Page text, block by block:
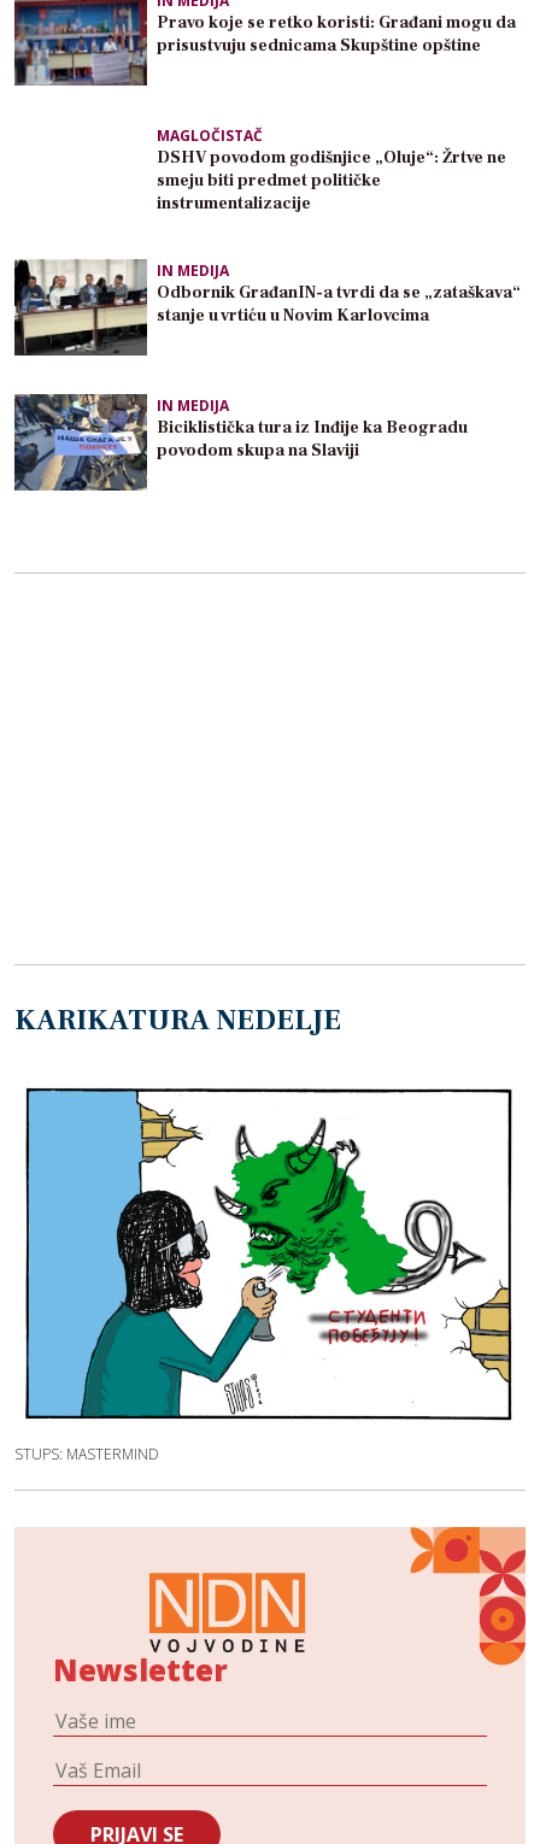
Pravo koje se retko koristi: Građani mogu da
prisustvuju sednicama Skupštine opštine
MAGLOČISTAČ
DSHV povodom godišnjice „Oluje“: Žrtve ne
smeju biti predmet političke
instrumentalizacije
IN MEDIJA
Odbornik GrađanIN-a tvrdi da se „zataškava“
stanje u vrtiću u Novim Karlovcima
IN MEDIJA
Biciklistička tura iz Inđije ka Beogradu
povodom skupa na Slaviji
KARIKATURA NEDELJE
STUPS: MASTERMIND
Newsletter